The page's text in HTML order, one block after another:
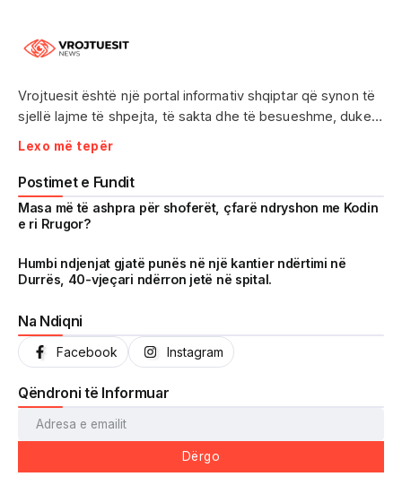
Vrojtuesit është një portal informativ shqiptar që synon të
sjellë lajme të shpejta, të sakta dhe të besueshme, duke
treguar realitetin pa çensurë. Fokus i punës sonë janë
ngjarjet e aktualitetit, problematikat sociale, denoncimet
qytetare dhe zhvillimet që prekin drejtpërdrejt jetën e
përditshme të shqiptarëve.
arritura në një kohë shumë të shkurtër, Vrojtuesit është
kthyer në një zë të fortë informimi dhe një pasqyrë reale të
Lexo më tepër
Postimet e Fundit
Masa më të ashpra për shoferët, çfarë ndryshon me Kodin
e ri Rrugor?
Humbi ndjenjat gjatë punës në një kantier ndërtimi në
Durrës, 40-vjeçari ndërron jetë në spital.
Na Ndiqni
Facebook Instagram
Qëndroni të Informuar
Dërgo